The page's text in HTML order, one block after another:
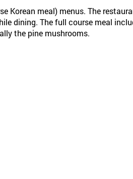
Korean meal) menus. The
dining. The full course meal
the pine mushrooms.